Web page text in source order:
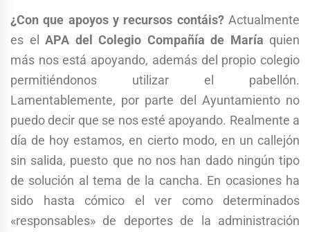
¿Con que apoyos y recursos contáis?Actualmente
es el APA del Colegio Compañía de María quien
más nos está apoyando, además del propio colegio
permitiéndonos utilizar el pabellón.
Lamentablemente, por parte del Ayuntamiento no
puedo decir que se nos esté apoyando. Realmente a
día de hoy estamos, en cierto modo, en un callejón
sin salida, puesto que no nos han dado ningún tipo
de solución al tema de la cancha. En ocasiones ha
sido hasta cómico el ver como determinados
«responsables» de deportes de la administración